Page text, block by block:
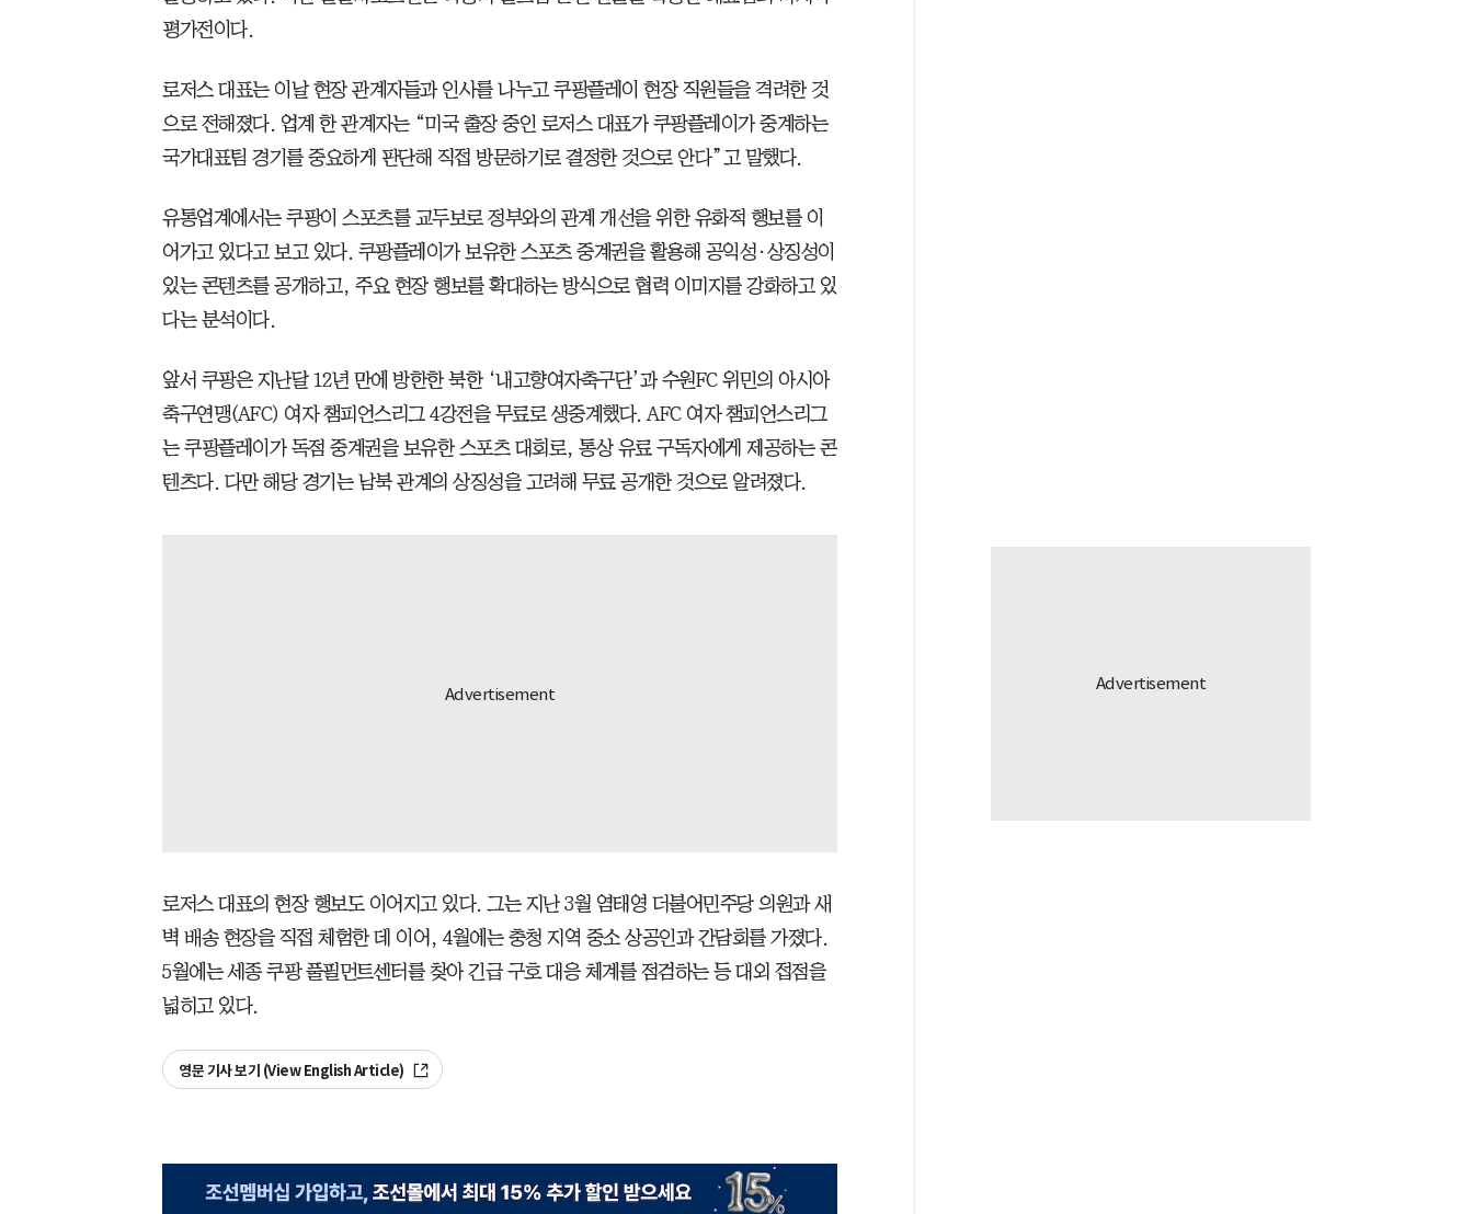
평가전이다.
로저스 대표는 이날 현장 관계자들과 인사를 나누고 쿠팡플레이 현장 직원들을 격려한 것
으로 전해졌다. 업계 한 관계자는 “미국 출장 중인 로저스 대표가 쿠팡플레이가 중계하는
국가대표팀 경기를 중요하게 판단해 직접 방문하기로 결정한 것으로 안다”고 말했다.
유통업계에서는 쿠팡이 스포츠를 교두보로 정부와의 관계 개선을 위한 유화적 행보를 이
어가고 있다고 보고 있다. 쿠팡플레이가 보유한 스포츠 중계권을 활용해 공익성·상징성이
있는 콘텐츠를 공개하고, 주요 현장 행보를 확대하는 방식으로 협력 이미지를 강화하고 있
다는 분석이다.
앞서 쿠팡은 지난달 12년 만에 방한한 북한 ‘내고향여자축구단’과 수원FC 위민의 아시아
축구연맹(AFC) 여자 챔피언스리그 4강전을 무료로 생중계했다. AFC 여자 챔피언스리그
는 쿠팡플레이가 독점 중계권을 보유한 스포츠 대회로, 통상 유료 구독자에게 제공하는 콘
텐츠다. 다만 해당 경기는 남북 관계의 상징성을 고려해 무료 공개한 것으로 알려졌다.
로저스 대표의 현장 행보도 이어지고 있다. 그는 지난 3월 염태영 더불어민주당 의원과 새
벽 배송 현장을 직접 체험한 데 이어, 4월에는 충청 지역 중소 상공인과 간담회를 가졌다.
5월에는 세종 쿠팡 풀필먼트센터를 찾아 긴급 구호 대응 체계를 점검하는 등 대외 접점을
넓히고 있다.
영문 기사 보기 (View English Article)